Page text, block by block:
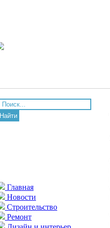
Найти
Главная
Новости
Строительство
Ремонт